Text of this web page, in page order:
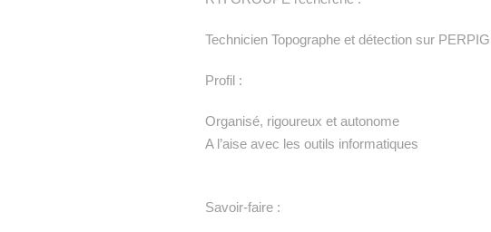
Technicien Topographe et détection sur
Profil :
Organisé, rigoureux et autonome
A l’aise avec les outils informatiques
Savoir-faire :